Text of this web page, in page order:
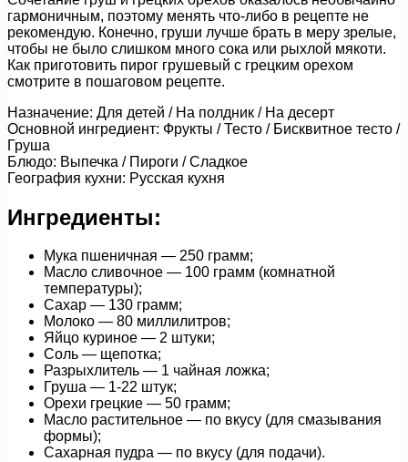
гармоничным, поэтому менять что-либо в рецепте не
рекомендую. Конечно, груши лучше брать в меру зрелые,
чтобы не было слишком много сока или рыхлой мякоти.
Как приготовить пирог грушевый с грецким орехом
смотрите в пошаговом рецепте.
Назначение: Для детей / На полдник / На десерт
Основной ингредиент: Фрукты / Тесто / Бисквитное тесто /
Груша
Блюдо: Выпечка / Пироги / Сладкое
География кухни: Русская кухня
Ингредиенты:
Мука пшеничная — 250 грамм;
Масло сливочное — 100 грамм (комнатной
температуры);
Сахар — 130 грамм;
Молоко — 80 миллилитров;
Яйцо куриное — 2 штуки;
Соль — щепотка;
Разрыхлитель — 1 чайная ложка;
Груша — 1-22 штук;
Орехи грецкие — 50 грамм;
Масло растительное — по вкусу (для смазывания
формы);
Сахарная пудра — по вкусу (для подачи).